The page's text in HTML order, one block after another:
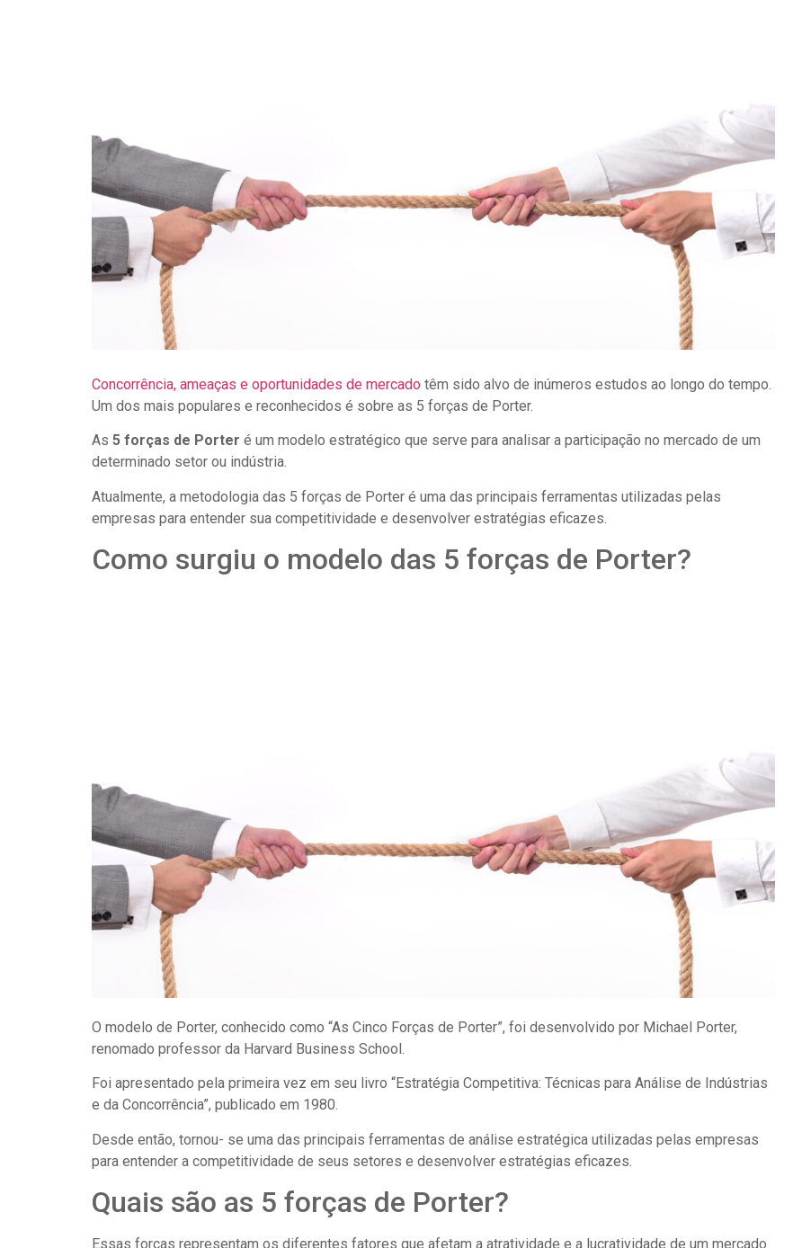
Concorrência, ameaças e oportunidades de mercado têm sido alvo de inúmeros estudos ao longo do tempo.
Um dos mais populares e reconhecidos é sobre as 5 forças de Porter.
As 5 forças de Porter é um modelo estratégico que serve para analisar a participação no mercado de um
determinado setor ou indústria.
Atualmente, a metodologia das 5 forças de Porter é uma das principais ferramentas utilizadas pelas
empresas para entender sua competitividade e desenvolver estratégias eficazes.
Como surgiu o modelo das 5 forças de Porter?
O modelo de Porter, conhecido como “As Cinco Forças de Porter”, foi desenvolvido por Michael Porter,
renomado professor da Harvard Business School.
Foi apresentado pela primeira vez em seu livro “Estratégia Competitiva: Técnicas para Análise de Indústrias
e da Concorrência”, publicado em 1980.
Desde então, tornou- se uma das principais ferramentas de análise estratégica utilizadas pelas empresas
para entender a competitividade de seus setores e desenvolver estratégias eficazes.
Quais são as 5 forças de Porter?
Essas forças representam os diferentes fatores que afetam a atratividade e a lucratividade de um mercado.